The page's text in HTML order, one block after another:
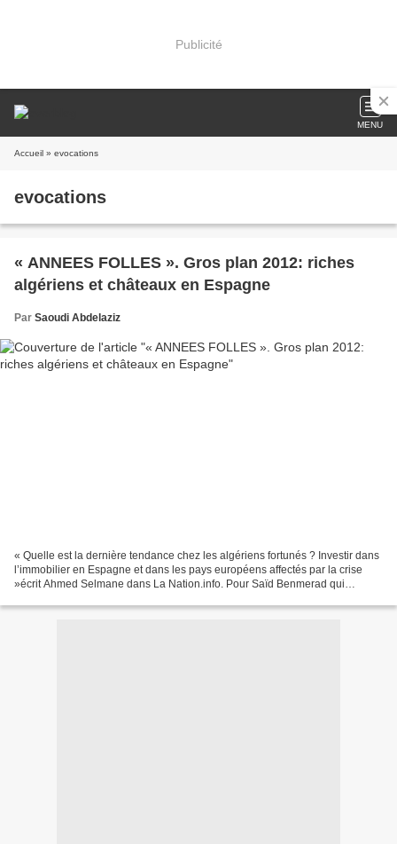
Publicité
MENU
Accueil » evocations
evocations
« ANNEES FOLLES ». Gros plan 2012: riches
algériens et châteaux en Espagne
Par Saoudi Abdelaziz
« Quelle est la dernière tendance chez les algériens fortunés ? Investir dans
l’immobilier en Espagne et dans les pays européens affectés par la crise
»écrit Ahmed Selmane dans La Nation.info. Pour Saïd Benmerad qui